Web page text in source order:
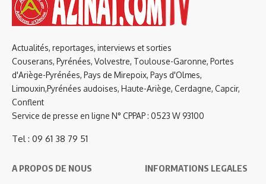
Actualités, reportages, interviews et sorties
Couserans, Pyrénées, Volvestre, Toulouse-Garonne, Portes
d'Ariège-Pyrénées, Pays de Mirepoix, Pays d'Olmes,
Limouxin,Pyrénées audoises, Haute-Ariège, Cerdagne, Capcir,
Conflent
Service de presse en ligne N° CPPAP : 0523 W 93100
Tel : 09 61 38 79 51
A PROPOS DE NOUS INFORMATIONS LEGALES